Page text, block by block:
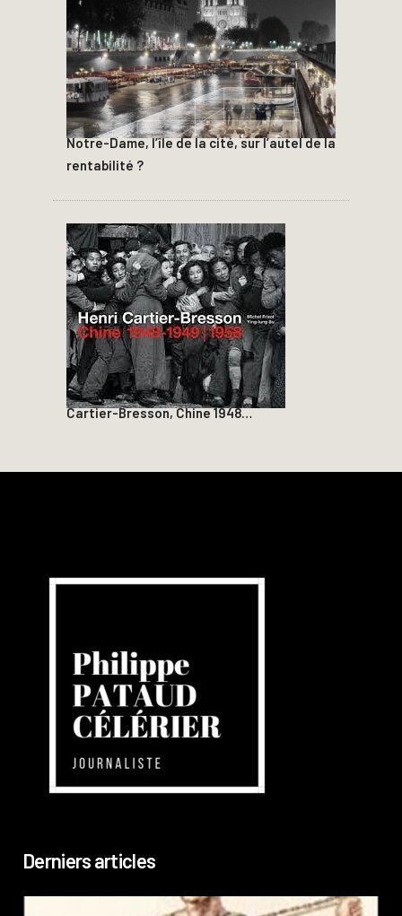
Notre-Dame, l’île de la cité, sur l’autel de la
rentabilité ?
Cartier-Bresson, Chine 1948…
Derniers articles